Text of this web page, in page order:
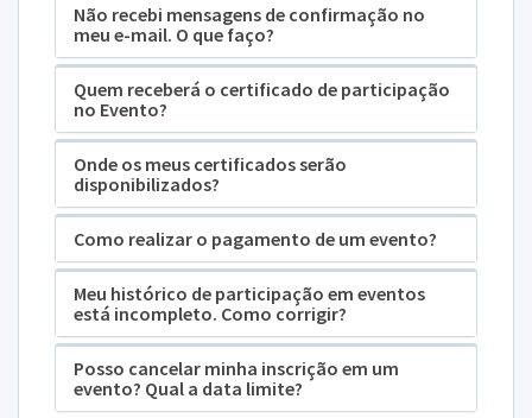
Não recebi mensagens de confirmação no
meu e-mail. O que faço?
Quem receberá o certificado de participação
no Evento?
Onde os meus certificados serão
disponibilizados?
Como realizar o pagamento de um evento?
Meu histórico de participação em eventos
está incompleto. Como corrigir?
Posso cancelar minha inscrição em um
evento? Qual a data limite?